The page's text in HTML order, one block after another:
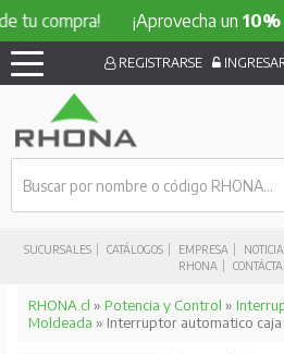
tu compra! ¡Aprovecha un
SUCURSALES CATÁLOGOS EMPRESA
RHONA
REGISTRARSE
RHONA.cl » Potencia y Control »
Moldeada » Interruptor automatico